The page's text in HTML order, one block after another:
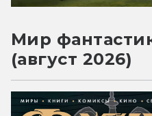
Мир
(август 2026)